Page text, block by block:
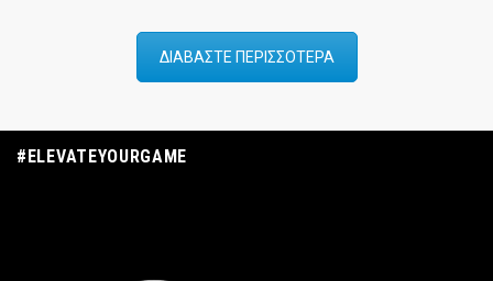
ΔΙΑΒΑΣΤΕ ΠΕΡΙΣΣΟΤΕΡΑ
#ELEVATEYOURGAME